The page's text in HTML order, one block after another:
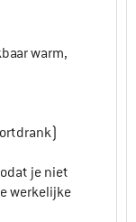
cm.
cm.
warm,
je niet
werkelijke